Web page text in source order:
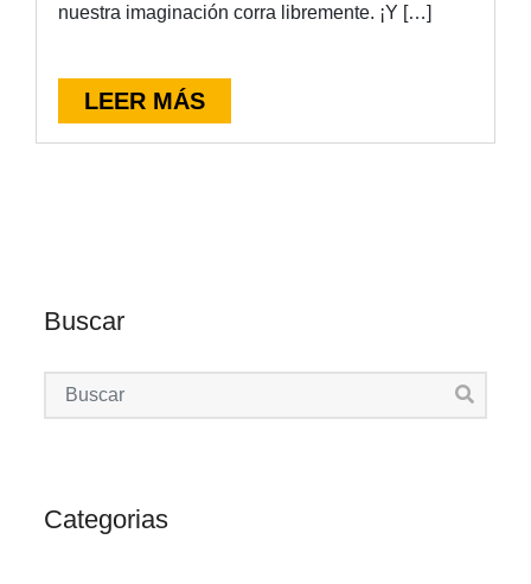
nuestra imaginación corra libremente. ¡Y […]
LEER MÁS
Buscar
Categorias